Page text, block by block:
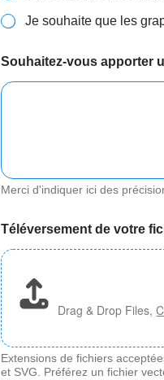
Je souhaite que les
Souhaitez-vous apporter
Merci d'indiquer ici des
Téléversement de votre
Drag & Drop Files,
Extensions de fichiers
et SVG. Préférez un fichier